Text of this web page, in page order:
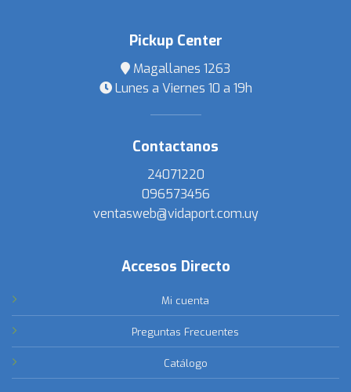
Pickup Center
Magallanes 1263
Lunes a Viernes 10 a 19h
Contactanos
24071220
096573456
ventasweb@vidaport.com.uy
Accesos Directo
Mi cuenta
Preguntas Frecuentes
Catálogo